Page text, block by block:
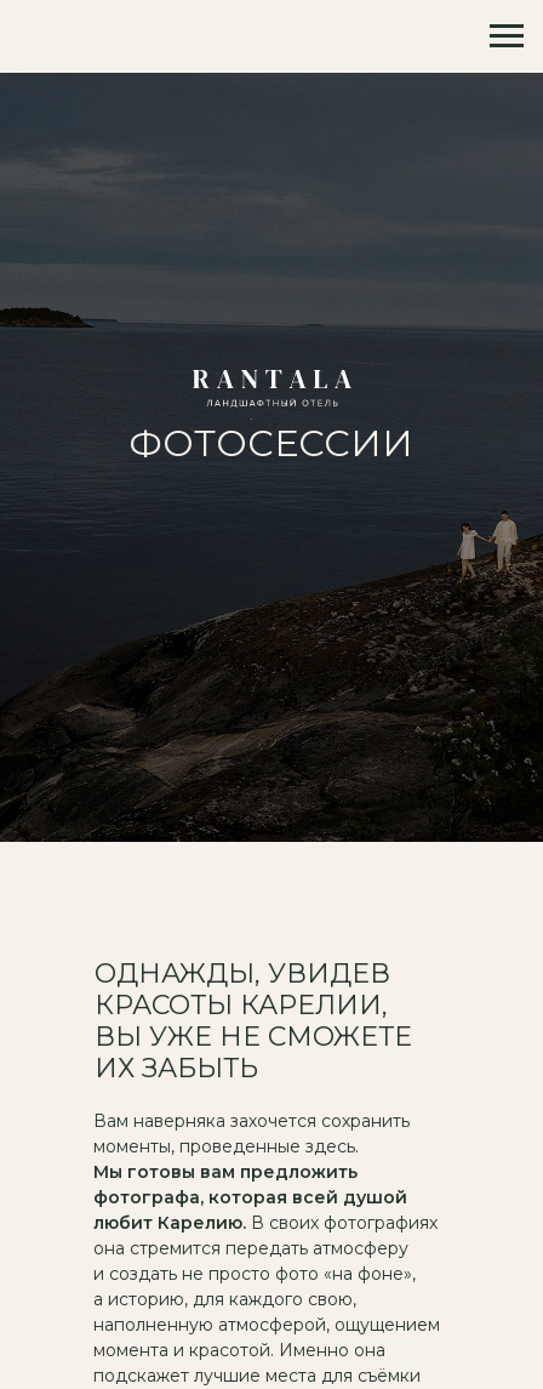
ФОТОСЕССИИ
ОДНАЖДЫ, УВИДЕВ
КРАСОТЫ КАРЕЛИИ,
ВЫ УЖЕ НЕ СМОЖЕТЕ
ИХ ЗАБЫТЬ
Вам наверняка захочется сохранить
моменты, проведенные здесь.
Мы готовы вам предложить
фотографа, которая всей душой
любит Карелию. В своих фотографиях
она стремится передать атмосферу
и создать не просто фото «на фоне»,
а историю, для каждого свою,
наполненную атмосферой, ощущением
момента и красотой. Именно она
подскажет лучшие места для съёмки